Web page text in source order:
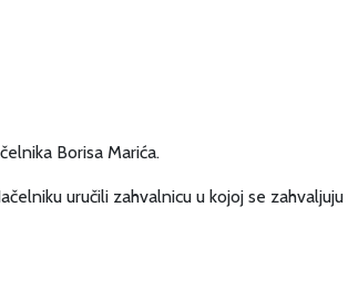
Borisa Marića.
uručili zahvalnicu u kojoj se